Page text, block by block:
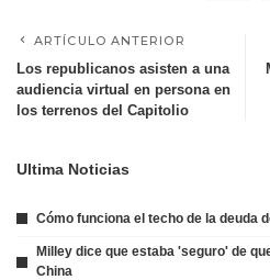
ARTÍCULO ANTERIOR
Los republicanos asisten a una
audiencia virtual en persona en
los terrenos del Capitolio
Ultima Noticias
Cómo funciona el techo de la deuda
Milley dice que estaba 'seguro' de
China